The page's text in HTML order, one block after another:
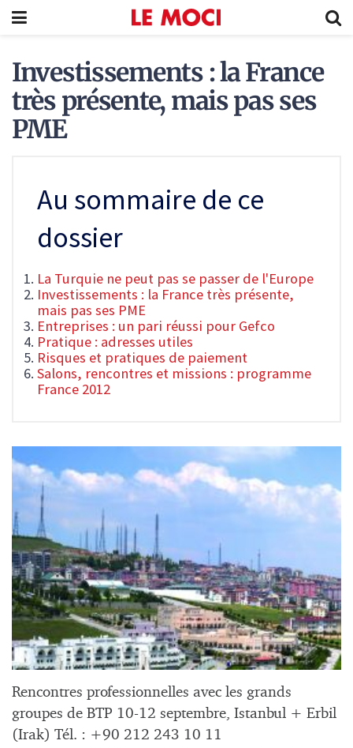
Investissements : la France
très présente, mais pas ses
PME
Au sommaire de ce
dossier
La Turquie ne peut pas se passer de l'Europe
Investissements : la France très présente,
mais pas ses PME
Entreprises : un pari réussi pour Gefco
Pratique : adresses utiles
Risques et pratiques de paiement
Salons, rencontres et missions : programme
France 2012
Rencontres professionnelles avec les grands
groupes de BTP 10-12 septembre, Istanbul + Erbil
(Irak) Tél. : +90 212 243 10 11